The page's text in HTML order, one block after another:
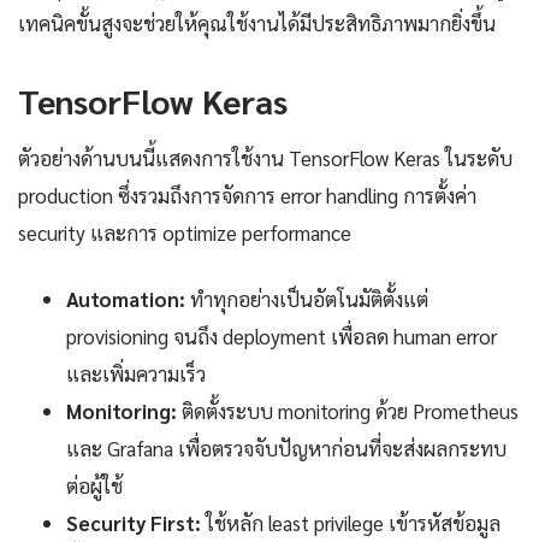
เทคนิคขั้นสูงจะช่วยให้คุณใช้งานได้มีประสิทธิภาพมากยิ่งขึ้น
TensorFlow Keras
ตัวอย่างด้านบนนี้แสดงการใช้งาน TensorFlow Keras ในระดับ
production ซึ่งรวมถึงการจัดการ error handling การตั้งค่า
security และการ optimize performance
Automation: ทำทุกอย่างเป็นอัตโนมัติตั้งแต่
provisioning จนถึง deployment เพื่อลด human error
และเพิ่มความเร็ว
Monitoring: ติดตั้งระบบ monitoring ด้วย Prometheus
และ Grafana เพื่อตรวจจับปัญหาก่อนที่จะส่งผลกระทบ
ต่อผู้ใช้
Security First:ใช้หลัก least privilege เข้ารหัสข้อมูล